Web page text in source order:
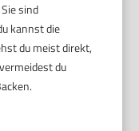
sind
kannst die
du meist direkt,
du